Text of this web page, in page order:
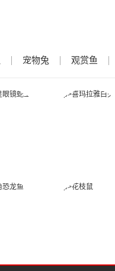
宠物兔 观赏鱼